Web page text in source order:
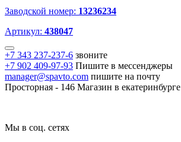
Заводской номер: 13236234
Артикул: 438047
+7 343 237-237-6 звоните
+7 902 409-97-93 Пишите в мессенджеры
manager@spavto.com пишите на почту
Просторная - 146 Магазин в екатеринбурге
Мы в соц. сетях